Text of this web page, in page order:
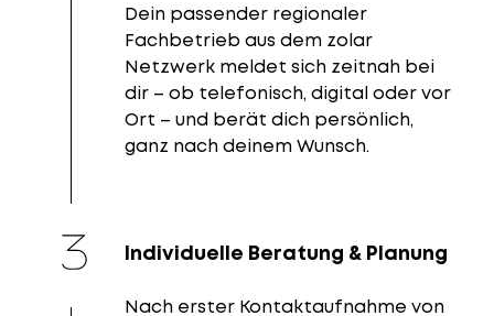
Dein passender regionaler
Fachbetrieb aus dem zolar
Netzwerk meldet sich zeitnah bei
dir – ob telefonisch, digital oder vor
Ort – und berät dich persönlich,
ganz nach deinem Wunsch.
Individuelle Beratung & Planung
Nach erster Kontaktaufnahme von